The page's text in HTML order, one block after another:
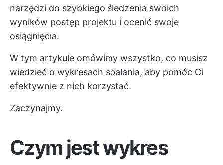
narzędzi do szybkiego śledzenia swoich
wyników postęp projektu i ocenić swoje
osiągnięcia.
W tym artykule omówimy wszystko, co musisz
wiedzieć o wykresach spalania, aby pomóc Ci
efektywnie z nich korzystać.
Zaczynajmy.
Czym jest wykres